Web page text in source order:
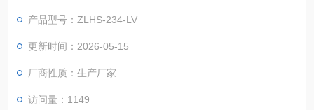
料，可作为产品改进的依据或参考
产品型号：ZLHS-234-LV
更新时间：2026-05-15
厂商性质：生产厂家
访问量：1149